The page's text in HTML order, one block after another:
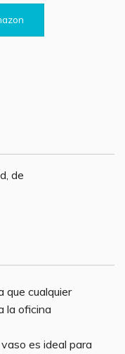
de
que cualquier
la oficina
es ideal para